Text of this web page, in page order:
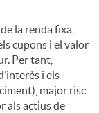
la renda fixa,
cupons i el valor
Per tant,
i els
major risc
als actius de